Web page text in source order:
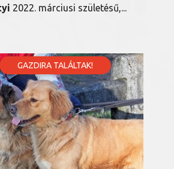
2022. márciusi születésű,...
GAZDIRA TALÁLTAK!